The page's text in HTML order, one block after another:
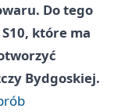
Do tego
które ma
Bydgoskiej.